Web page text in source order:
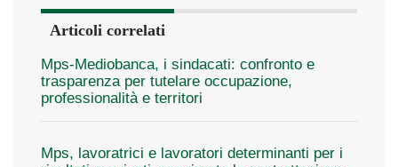
Articoli correlati
Mps-Mediobanca, i sindacati: confronto e
trasparenza per tutelare occupazione,
professionalità e territori
Mps, lavoratrici e lavoratori determinanti per i